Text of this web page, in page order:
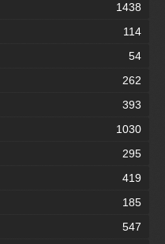
1438
114
54
262
393
1030
295
419
185
547